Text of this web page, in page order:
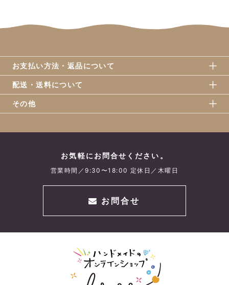
お支払い方法・返品について
配送・送料について
その他
お気軽にお問合せください。
営業時間／9:30〜18:00 定休日／木曜日
お問合せ